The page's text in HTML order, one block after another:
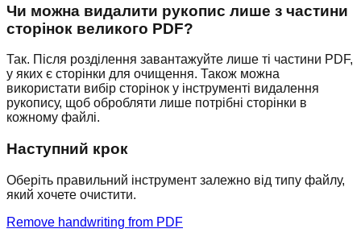
Чи можна видалити рукопис лише з частини
сторінок великого PDF?
Так. Після розділення завантажуйте лише ті частини PDF,
у яких є сторінки для очищення. Також можна
використати вибір сторінок у інструменті видалення
рукопису, щоб обробляти лише потрібні сторінки в
кожному файлі.
Наступний крок
Оберіть правильний інструмент залежно від типу файлу,
який хочете очистити.
Remove handwriting from PDF